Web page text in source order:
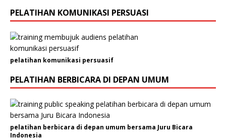
iPELATIHAN KOMUNIKASI PERSUASI
pelatihan komunikasi persuasif
PELATIHAN BERBICARA DI DEPAN UMUM
pelatihan berbicara di depan umum bersama Juru Bicara
Indonesia